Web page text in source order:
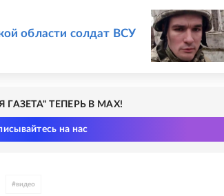
области солдат ВСУ
ТЕПЕРЬ В MAX!
на нас
#видео